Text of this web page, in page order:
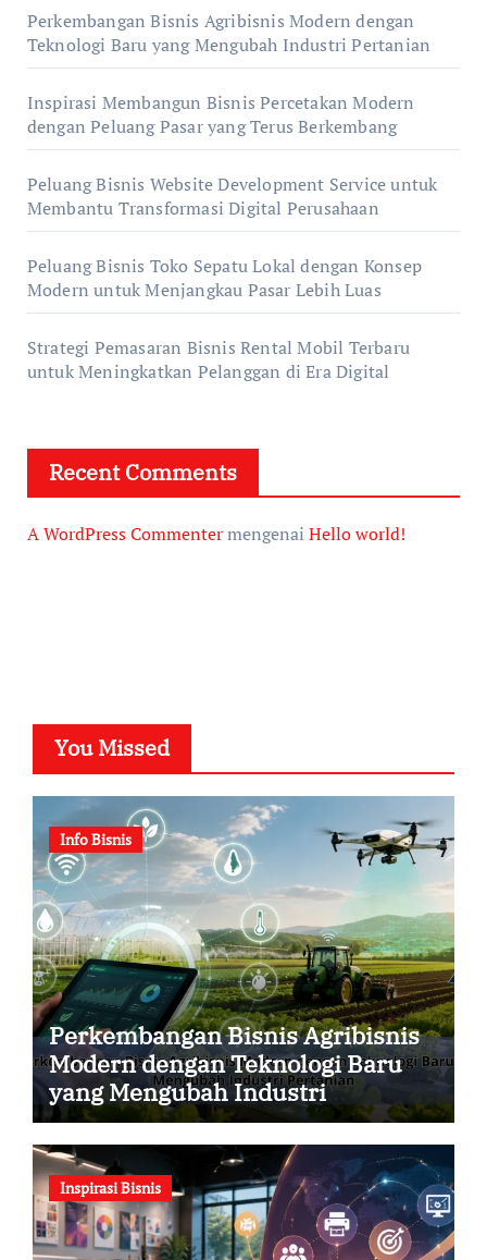
Perkembangan Bisnis Agribisnis Modern dengan
Teknologi Baru yang Mengubah Industri Pertanian
Inspirasi Membangun Bisnis Percetakan Modern
dengan Peluang Pasar yang Terus Berkembang
Peluang Bisnis Website Development Service untuk
Membantu Transformasi Digital Perusahaan
Peluang Bisnis Toko Sepatu Lokal dengan Konsep
Modern untuk Menjangkau Pasar Lebih Luas
Strategi Pemasaran Bisnis Rental Mobil Terbaru
untuk Meningkatkan Pelanggan di Era Digital
Recent Comments
A WordPress Commentermengenai Hello world!
You Missed
Info Bisnis
Perkembangan Bisnis Agribisnis
Modern dengan Teknologi Baru
yang Mengubah Industri
Pertanian
Inspirasi Bisnis